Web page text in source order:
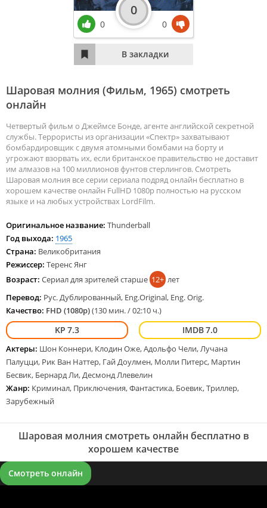
Шаровая молния (Фильм, 1965) смотреть
онлайн
Четвертый фильм о Джеймсе Бонде, агенте английской секретной
службы. Террористы из организации «Спектр» захватывают
бомбардировщик с двумя атомными бомбами на борту и
угрожают взорвать их, если британское правительство не доставит
им алмазов на 100 миллионов фунтов стерлингов. Смотреть
Шаровая молния все серии сериала подряд онлайн бесплатно в
хорошем качестве онлайн FullHD 1080p полностью на русском
языке и на любых устройствах LordFilm.
Оригинальное название: Thunderball
Год выхода: 1965
Страна: Великобритания
Режиссер: Теренс Янг
Возраст: Сериал для зрителей старше 12+ лет
Перевод: Рус. Дублированный, Eng.Original, Eng. Orig.
Качество: FHD (1080p)(130 мин. / 02:10 ч.)
7.3 7.0
Актеры: Шон Коннери, Клодин Оже, Адольфо Чели, Лучана
Палуцци, Рик Ван Наттер, Гай Доулмен, Молли Питерс, Мартин
Бесвик, Бернард Ли, Десмонд Ллевелин
Жанр: Криминал, Приключения, Фантастика, Боевик, Триллер,
Зарубежный
0
0
0
Шаровая молния смотреть онлайн бесплатно в
хорошем качестве
Смотреть онлайн